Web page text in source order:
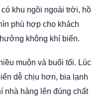
khu ngồi ngoài trời, hồ
phù hợp cho khách
không khí biển.
muộn và buổi tối. Lúc
dễ chịu hơn, bia lạnh
nhà hàng lên đúng chất